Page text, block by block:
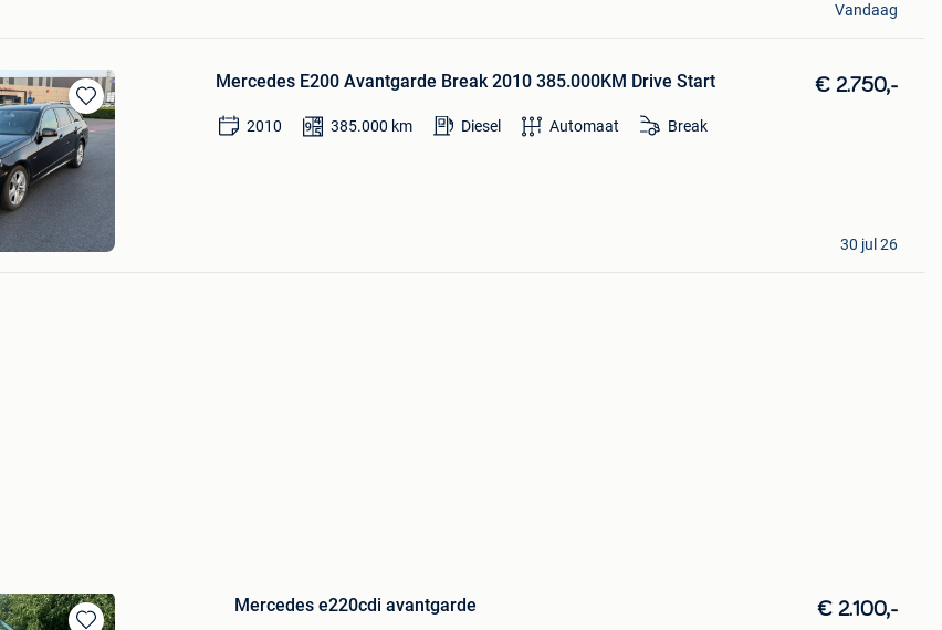
Vandaag
Bewaren
in
Mijn
Favorieten
Mercedes E200 Avantgarde Break 2010 385.000KM Drive Start € 2.750,-
2010 385.000 km Diesel Automaat Break
30 jul 26
Mercedes e220cdi avantgarde € 2.100,-